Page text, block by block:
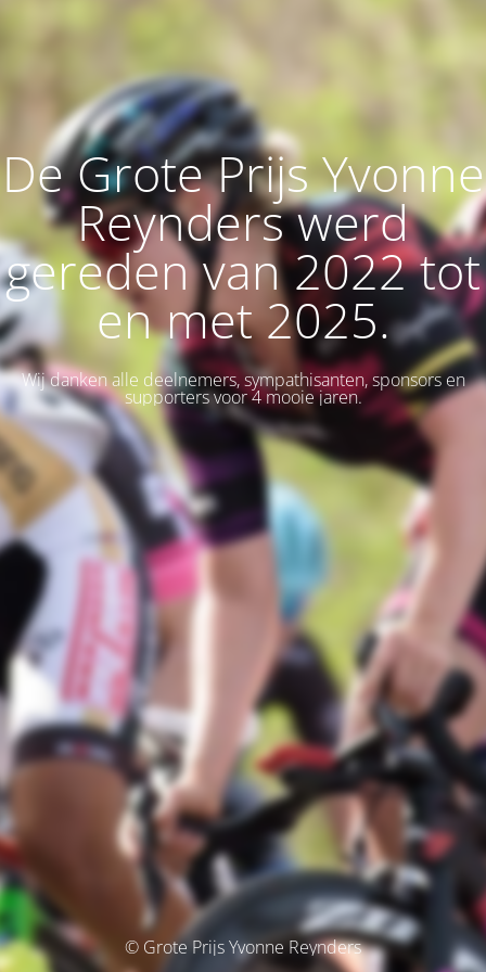
De Grote Prijs Yvonne
Reynders werd
gereden van 2022 tot
en met 2025.
Wij danken alle deelnemers, sympathisanten, sponsors en
supporters voor 4 mooie jaren.
© Grote Prijs Yvonne Reynders